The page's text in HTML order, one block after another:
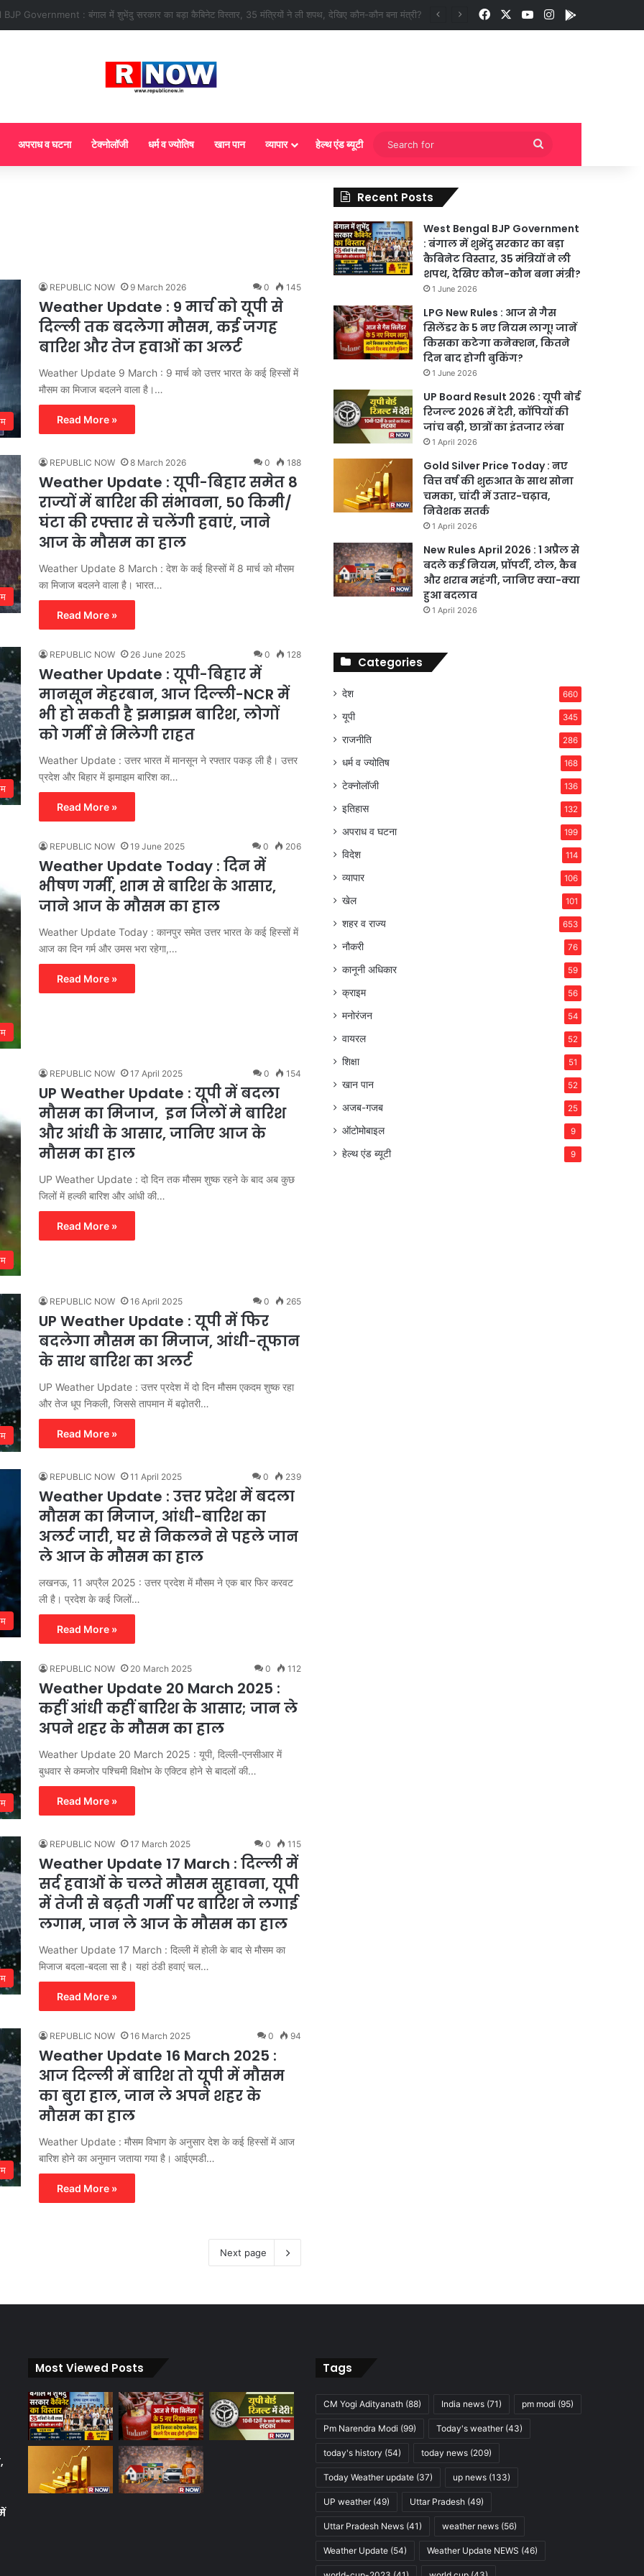
: आज से गैस सिलेंडर के 5 नए नियम लागू! जानें किसका कटेगा कनेक्शन, कितने दिन बाद होगी बुकिंग? FacebookYouTubeInstagram
अपराध व घटना टेक्नोलॉजी धर्म व ज्योतिष खान पान व्यापार हेल्थ एंड ब्यूटी
Search
for
REPUBLIC NOW 9 March 2026 0 145
Weather Update : 9 मार्च को यूपी से
दिल्ली तक बदलेगा मौसम, कई जगह
बारिश और तेज हवाओं का अलर्ट
Weather Update 9 March : 9 मार्च को उत्तर भारत के कई हिस्सों में
मौसम का मिजाज बदलने वाला है।…
Read More »
REPUBLIC NOW 8 March 2026 0 188
Weather Update : यूपी-बिहार समेत 8
राज्यों में बारिश की संभावना, 50 किमी/
घंटा की रफ्तार से चलेंगी हवाएं, जाने
आज के मौसम का हाल
Weather Update 8 March : देश के कई हिस्सों में 8 मार्च को मौसम
का मिजाज बदलने वाला है। भारत…
Read More »
REPUBLIC NOW 26 June 2025 0 128
Weather Update : यूपी-बिहार में
मानसून मेहरबान, आज दिल्ली-NCR में
भी हो सकती है झमाझम बारिश, लोगों
को गर्मी से मिलेगी राहत
Weather Update : उत्तर भारत में मानसून ने रफ्तार पकड़ ली है। उत्तर
प्रदेश और बिहार में झमाझम बारिश का…
Read More »
REPUBLIC NOW 19 June 2025 0 206
Weather Update Today : दिन में
भीषण गर्मी, शाम से बारिश के आसार,
जाने आज के मौसम का हाल
Weather Update Today : कानपुर समेत उत्तर भारत के कई हिस्सों में
आज का दिन गर्म और उमस भरा रहेगा,…
Read More »
REPUBLIC NOW 17 April 2025 0 154
UP Weather Update : यूपी में बदला
मौसम का मिजाज, इन जिलों मे बारिश
और आंधी के आसार, जानिए आज के
मौसम का हाल
UP Weather Update : दो दिन तक मौसम शुष्क रहने के बाद अब कुछ
जिलों में हल्की बारिश और आंधी की…
Read More »
REPUBLIC NOW 16 April 2025 0 265
UP Weather Update : यूपी में फिर
बदलेगा मौसम का मिजाज, आंधी-तूफान
के साथ बारिश का अलर्ट
UP Weather Update : उत्तर प्रदेश में दो दिन मौसम एकदम शुष्क रहा
और तेज धूप निकली, जिससे तापमान में बढ़ोतरी…
Read More »
REPUBLIC NOW 11 April 2025 0 239
Weather Update : उत्तर प्रदेश में बदला
मौसम का मिजाज, आंधी-बारिश का
अलर्ट जारी, घर से निकलने से पहले जान
ले आज के मौसम का हाल
लखनऊ, 11 अप्रैल 2025 : उत्तर प्रदेश में मौसम ने एक बार फिर करवट
ली है। प्रदेश के कई जिलों…
Read More »
REPUBLIC NOW 20 March 2025 0 112
Weather Update 20 March 2025 :
कहीं आंधी कहीं बारिश के आसार; जान ले
अपने शहर के मौसम का हाल
Weather Update 20 March 2025 : यूपी, दिल्ली-एनसीआर में
बुधवार से कमजोर पश्चिमी विक्षोभ के एक्टिव होने से बादलों की…
Read More »
REPUBLIC NOW 17 March 2025 0 115
Weather Update 17 March : दिल्ली में
सर्द हवाओं के चलते मौसम सुहावना, यूपी
में तेजी से बढ़ती गर्मी पर बारिश ने लगाई
लगाम, जान ले आज के मौसम का हाल
Weather Update 17 March : दिल्ली में होली के बाद से मौसम का
मिजाज बदला-बदला सा है। यहां ठंडी हवाएं चल…
Read More »
REPUBLIC NOW 16 March 2025 0 94
Weather Update 16 March 2025 :
आज दिल्ली में बारिश तो यूपी में मौसम
का बुरा हाल, जान ले अपने शहर के
मौसम का हाल
Weather Update : मौसम विभाग के अनुसार देश के कई हिस्सों में आज
बारिश होने का अनुमान जताया गया है। आईएमडी…
Read More »
Next page
Recent Posts
West Bengal BJP Government
: बंगाल में शुभेंदु सरकार का बड़ा
कैबिनेट विस्तार, 35 मंत्रियों ने ली
शपथ, देखिए कौन-कौन बना मंत्री?
1 June 2026
LPG New Rules : आज से गैस
सिलेंडर के 5 नए नियम लागू! जानें
किसका कटेगा कनेक्शन, कितने
दिन बाद होगी बुकिंग?
1 June 2026
UP Board Result 2026 : यूपी बोर्ड
रिजल्ट 2026 में देरी, कॉपियों की
जांच बढ़ी, छात्रों का इंतजार लंबा
1 April 2026
Gold Silver Price Today : नए
वित्त वर्ष की शुरुआत के साथ सोना
चमका, चांदी में उतार-चढ़ाव,
निवेशक सतर्क
1 April 2026
New Rules April 2026 : 1 अप्रैल से
बदले कई नियम, प्रॉपर्टी, टोल, कैब
और शराब महंगी, जानिए क्या-क्या
हुआ बदलाव
1 April 2026
Categories
देश 660
यूपी 345
राजनीति 286
धर्म व ज्योतिष 168
टेक्नोलॉजी 136
इतिहास 132
अपराध व घटना 199
विदेश 114
व्यापार 106
खेल 101
शहर व राज्य 653
नौकरी 76
कानूनी अधिकार 59
क्राइम 56
मनोरंजन 54
वायरल 52
शिक्षा 51
खान पान 52
अजब-गजब 25
ऑटोमोबाइल 9
हेल्थ एंड ब्यूटी 9
Most Viewed Posts Tags
CM Yogi Adityanath(88) India news(71) pm modi (95)
Pm Narendra Modi (99) Today's weather(43)
today's history (54) today news(209)
Today Weather update(37) up news(133)
UP weather(49) Uttar Pradesh(49)
Uttar Pradesh News(41) weather news(56)
Weather Update(54) Weather Update NEWS (46)